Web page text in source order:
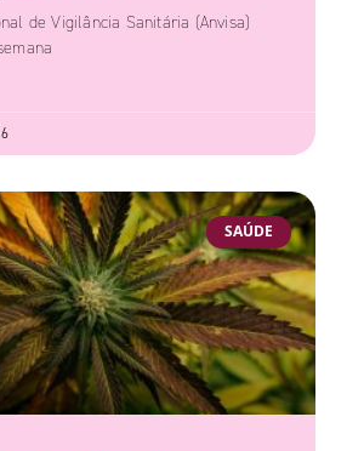
de Vigilância Sanitária (Anvisa)
SAÚDE